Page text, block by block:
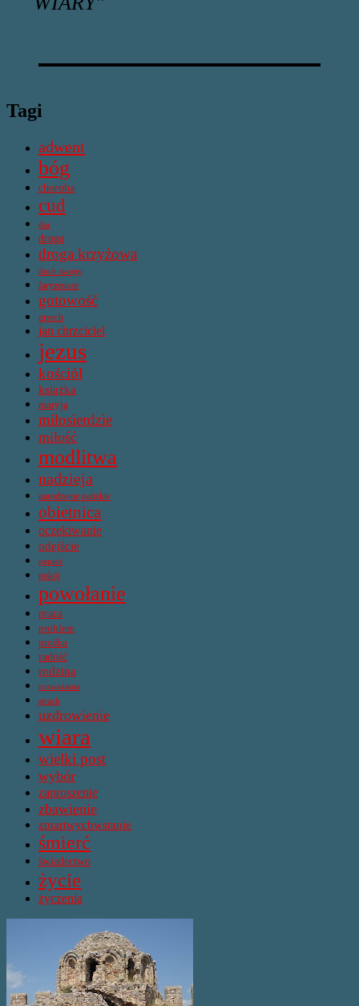
Tagi
adwent
bóg
choroba
cud
dar
droga
droga krzyżowa
duch święty
faryzeusze
gotowość
grzech
jan chrzciciel
jezus
kościół
książka
maryja
miłosierdzie
miłość
modlitwa
nadzieja
narodzenie pańskie
obietnica
oczekiwanie
odejście
papież
pokój
powołanie
praca
problem
prośba
radość
rodzina
rozważania
strach
uzdrowienie
wiara
wielki post
wybór
zaproszenie
zbawienie
zmartwychwstanie
śmierć
świadectwo
życie
życzenia